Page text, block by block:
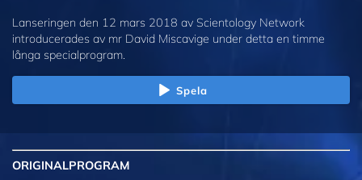
Lanseringen den 12 mars 2018 av Scientology Network
introducerades av mr David Miscavige under detta en timme
långa specialprogram.
Spela
ORIGINALPROGRAM